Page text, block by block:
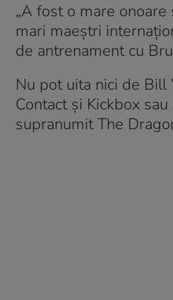
„A fost o mare
mari maeștri
de antrenament cu
Nu pot uita nici de Bill
Contact și Kickbox
supranumit The